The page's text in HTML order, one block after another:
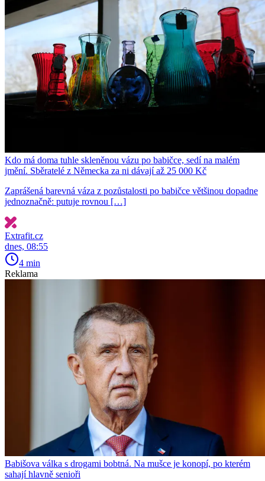
Kdo má doma tuhle skleněnou vázu po babičce, sedí na malém
jmění. Sběratelé z Německa za ni dávají až 25 000 Kč
Zaprášená barevná váza z pozůstalosti po babičce většinou dopadne
jednoznačně: putuje rovnou […]
Extrafit.cz
dnes, 08:55
4 min
Reklama
Babišova válka s drogami bobtná. Na mušce je konopí, po kterém
sahají hlavně senioři